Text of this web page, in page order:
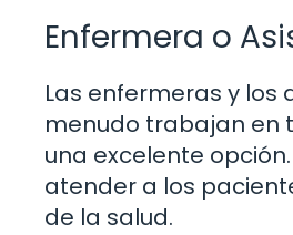
Enfermera o
Las enfermeras y los
menudo trabajan en
una excelente
atender a los
de la salud.